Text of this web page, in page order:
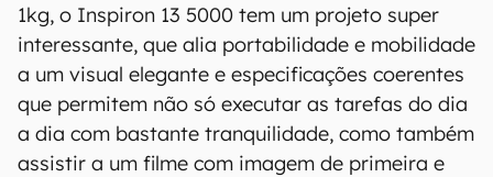
1kg, o Inspiron 13 5000 tem um projeto super
interessante, que alia portabilidade e mobilidade
a um visual elegante e especificações coerentes
que permitem não só executar as tarefas do dia
a dia com bastante tranquilidade, como também
assistir a um filme com imagem de primeira e